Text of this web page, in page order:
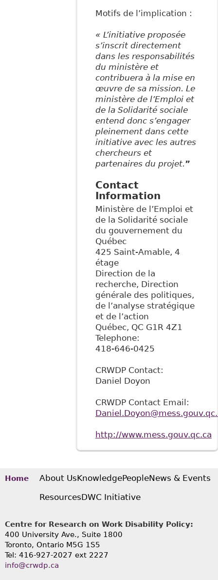
Motifs de l’implication :
« L’initiative proposée
s’inscrit directement
dans les responsabilités
du ministère et
contribuera à la mise en
œuvre de sa mission. Le
ministère de l’Emploi et
de la Solidarité sociale
entend donc s’engager
pleinement dans cette
initiative avec les autres
chercheurs et
partenaires du projet.”
Contact
Information
Ministère de l’Emploi et
de la Solidarité sociale
du gouvernement du
Québec
425 Saint-Amable, 4
étage
Direction de la
recherche, Direction
générale des politiques,
de l’analyse stratégique
et de l’action
Québec, QC G1R 4Z1
Telephone:
418-646-0425
CRWDP Contact:
Daniel Doyon
CRWDP Contact Email:
http://www.mess.gouv.qc.ca
Home About UsKnowledgePeopleNews & Events
ResourcesDWC Initiative
Centre for Research on Work Disability Policy:
400 University Ave., Suite 1800
Toronto, Ontario M5G 1S5
Tel: 416-927-2027 ext 2227
info@crwdp.ca